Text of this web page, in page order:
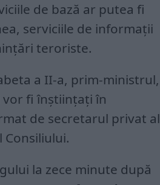
de bază ar putea fi
serviciile de informații
teroriste.
a II-a, prim-ministrul,
fi înștiințați în
de secretarul privat al
Consiliului.
la zece minute după